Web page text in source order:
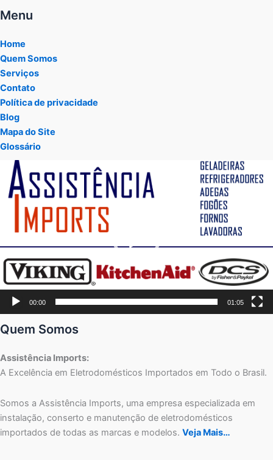
Menu
Home
Quem Somos
Serviços
Contato
Política de privacidade
Blog
Mapa do Site
Glossário
Tocador
vídeo
00:00 01:05
Quem Somos
Assistência Imports:
A Excelência em Eletrodomésticos Importados em Todo o Brasil.
Somos a Assistência Imports, uma empresa especializada em
instalação, conserto e manutenção de eletrodomésticos
importados de todas as marcas e modelos. Veja Mais…